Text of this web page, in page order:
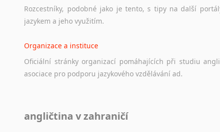
Rozcestníky, podobné jako je tento, s tipy na další
jazykem a jeho využitím.
Organizace a instituce
Oficiální stránky organizací pomáhajících při studiu
asociace pro podporu jazykového vzdělávání ad.
Ať už se jedná o česká diskusní
angličtina v zahraničí